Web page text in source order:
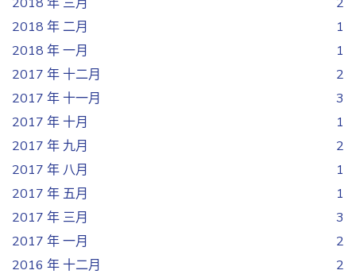
2018 年 二月
1
2018 年 一月
1
2017 年 十二月
2
2017 年 十一月
3
2017 年 十月
1
2017 年 九月
2
2017 年 八月
1
2017 年 五月
1
2017 年 三月
3
2017 年 一月
2
2016 年 十二月
2